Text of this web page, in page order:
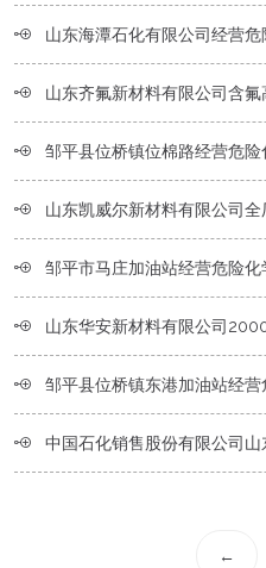
山东海潭石化有限公司经营
山东齐氟新材料有限公司含氟高端电子材料
邹平县位桥镇位棉路经营危
山东凯威尔新材料有限公司
邹平市马庄加油站经营危险
山东华安新材料有限公司20000吨/
邹平县位桥镇东港加油站经
中国石化销售股份有限公司山东潍坊寿
←